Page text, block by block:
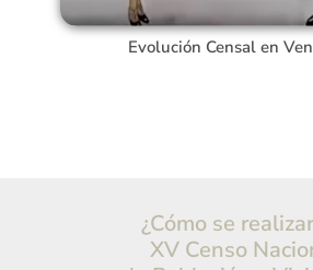
Evolución Censal en
¿Cómo se
XV Censo